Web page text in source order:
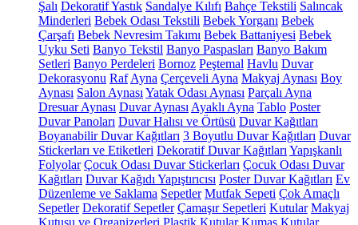
Şalı Dekoratif Yastık Sandalye Kılıfı Bahçe Tekstili Salıncak
Minderleri Bebek Odası Tekstili Bebek Yorganı Bebek
Çarşafı Bebek Nevresim Takımı Bebek Battaniyesi Bebek
Uyku Seti Banyo Tekstil Banyo Paspasları Banyo Bakım
Setleri Banyo Perdeleri Bornoz Peştemal Havlu Duvar
Dekorasyonu Raf Ayna Çerçeveli Ayna Makyaj Aynası Boy
Aynası Salon Aynası Yatak Odası Aynası Parçalı Ayna
Dresuar Aynası Duvar Aynası Ayaklı Ayna Tablo Poster
Duvar Panoları Duvar Halısı ve Örtüsü Duvar Kağıtları
Boyanabilir Duvar Kağıtları 3 Boyutlu Duvar Kağıtları Duvar
Stickerları ve Etiketleri Dekoratif Duvar Kağıtları Yapışkanlı
Folyolar Çocuk Odası Duvar Stickerları Çocuk Odası Duvar
Kağıtları Duvar Kağıdı Yapıştırıcısı Poster Duvar Kağıtları Ev
Düzenleme ve Saklama Sepetler Mutfak Sepeti Çok Amaçlı
Sepetler Dekoratif Sepetler Çamaşır Sepetleri Kutular Makyaj
Kutusu ve Organizerleri Plastik Kutular Kumaş Kutular